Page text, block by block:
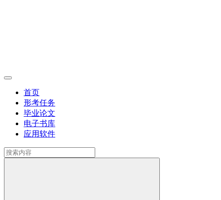
首页
形考任务
毕业论文
电子书库
应用软件